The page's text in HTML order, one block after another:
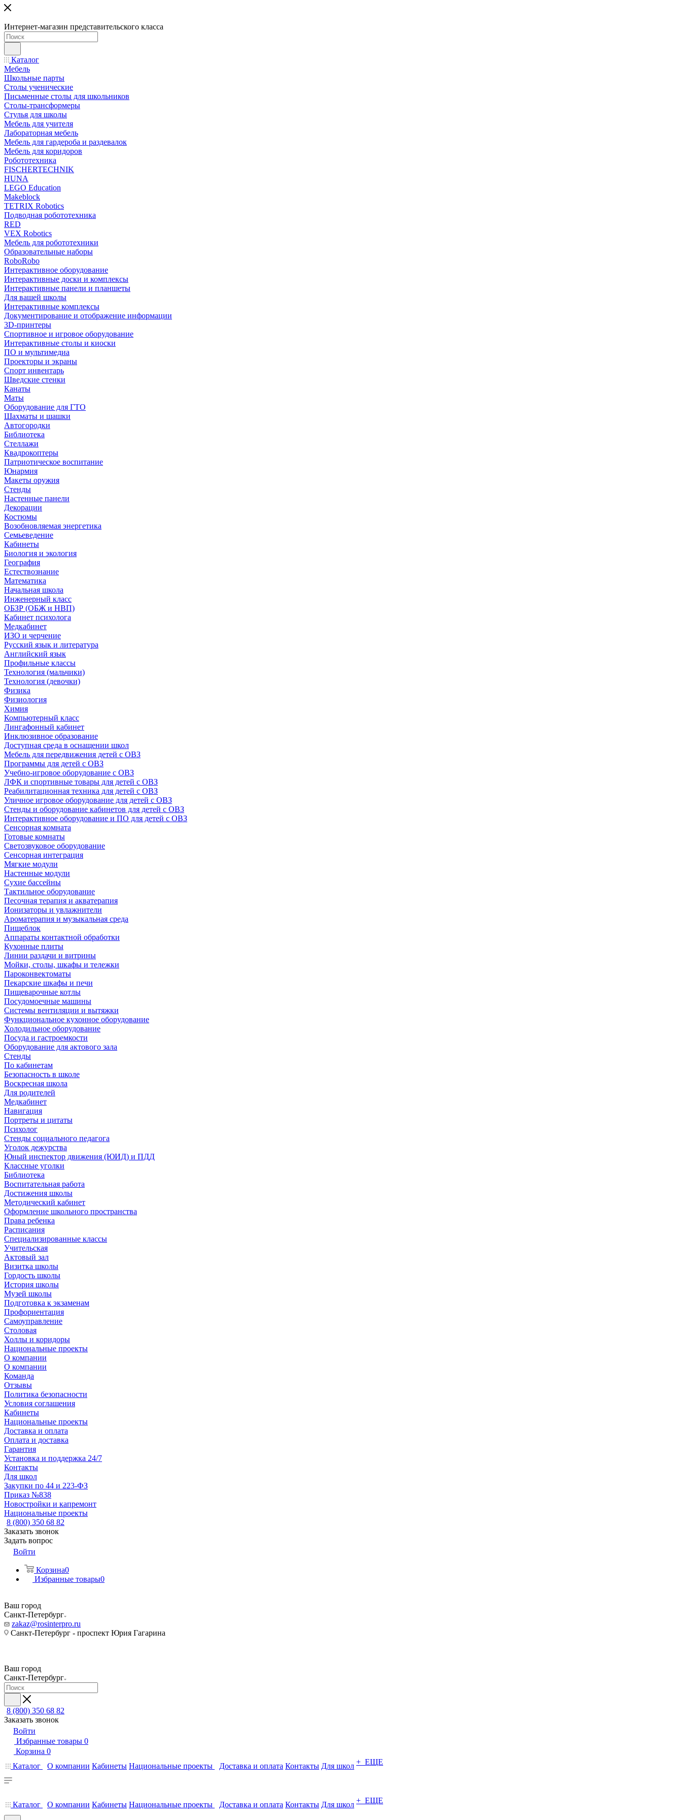
Интернет-магазин представительского класса
Каталог
Мебель
Школьные парты
Столы ученические
Письменные столы для школьников
Столы-трансформеры
Стулья для школы
Мебель для учителя
Лабораторная мебель
Мебель для гардероба и раздевалок
Мебель для коридоров
Робототехника
FISCHERTECHNIK
HUNA
LEGO Education
Makeblock
TETRIX Robotics
Подводная робототехника
RED
VEX Robotics
Мебель для робототехники
Образовательные наборы
RoboRobo
Интерактивное оборудование
Интерактивные доски и комплексы
Интерактивные панели и планшеты
Для вашей школы
Интерактивные комплексы
Документирование и отображение информации
3D-принтеры
Спортивное и игровое оборудование
Интерактивные столы и киоски
ПО и мультимедиа
Проекторы и экраны
Спорт инвентарь
Шведские стенки
Канаты
Маты
Оборудование для ГТО
Шахматы и шашки
Автогородки
Библиотека
Стеллажи
Квадрокоптеры
Патриотическое воспитание
Юнармия
Макеты оружия
Стенды
Настенные панели
Декорации
Костюмы
Возобновляемая энергетика
Семьеведение
Кабинеты
Биология и экология
География
Естествознание
Математика
Начальная школа
Инженерный класс
ОБЗР (ОБЖ и НВП)
Кабинет психолога
Медкабинет
ИЗО и черчение
Русский язык и литература
Английский язык
Профильные классы
Технология (мальчики)
Технология (девочки)
Физика
Физиология
Химия
Компьютерный класс
Лингафонный кабинет
Инклюзивное образование
Доступная среда в оснащении школ
Мебель для передвижения детей с ОВЗ
Программы для детей с ОВЗ
Учебно-игровое оборудование с ОВЗ
ЛФК и спортивные товары для детей с ОВЗ
Реабилитационная техника для детей с ОВЗ
Уличное игровое оборудование для детей с ОВЗ
Стенды и оборудование кабинетов для детей с ОВЗ
Интерактивное оборудование и ПО для детей с ОВЗ
Сенсорная комната
Готовые комнаты
Светозвуковое оборудование
Сенсорная интеграция
Мягкие модули
Настенные модули
Сухие бассейны
Тактильное оборудование
Песочная терапия и акватерапия
Ионизаторы и увлажнители
Ароматерапия и музыкальная среда
Пищеблок
Аппараты контактной обработки
Кухонные плиты
Линии раздачи и витрины
Мойки, столы, шкафы и тележки
Пароконвектоматы
Пекарские шкафы и печи
Пищеварочные котлы
Посудомоечные машины
Системы вентиляции и вытяжки
Функциональное кухонное оборудование
Холодильное оборудование
Посуда и гастроемкости
Оборудование для актового зала
Стенды
По кабинетам
Безопасность в школе
Воскресная школа
Для родителей
Медкабинет
Навигация
Портреты и цитаты
Психолог
Стенды социального педагога
Уголок дежурства
Юный инспектор движения (ЮИД) и ПДД
Классные уголки
Библиотека
Воспитательная работа
Достижения школы
Методический кабинет
Оформление школьного пространства
Права ребенка
Расписания
Специализированные классы
Учительская
Актовый зал
Визитка школы
Гордость школы
История школы
Музей школы
Подготовка к экзаменам
Профориентация
Самоуправление
Столовая
Холлы и коридоры
Национальные проекты
О компании
О компании
Команда
Отзывы
Политика безопасности
Условия соглашения
Кабинеты
Национальные проекты
Доставка и оплата
Оплата и доставка
Гарантия
Установка и поддержка 24/7
Контакты
Для школ
Закупки по 44 и 223-ФЗ
Приказ №838
Новостройки и капремонт
Национальные проекты
8 (800) 350 68 82
Заказать звонок
Задать вопрос
Войти
Корзина0
Избранные товары0
Ваш город
Санкт-Петербург
zakaz@rosinterpro.ru
Санкт-Петербург - проспект Юрия Гагарина
Ваш город
Санкт-Петербург
8 (800) 350 68 82
Заказать звонок
Войти
Избранные товары 0
Корзина 0
Каталог
О компании Кабинеты Национальные проекты Доставка и оплата Контакты Для школ + ЕЩЕ
Каталог О компании Кабинеты Национальные проекты Доставка и оплата Контакты Для школ + ЕЩЕ